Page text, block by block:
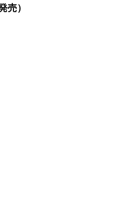
売）